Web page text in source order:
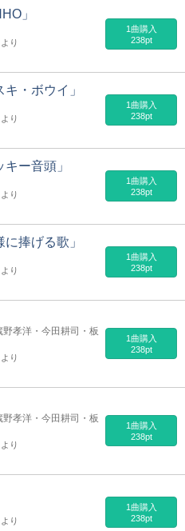
」
り
1曲購入
238pt
・ボウイ」
り
1曲購入
238pt
ー音頭」
り
1曲購入
238pt
捧げる歌」
り
1曲購入
238pt
孝洋・今田耕司・板
り
1曲購入
238pt
孝洋・今田耕司・板
り
1曲購入
238pt
り
1曲購入
238pt